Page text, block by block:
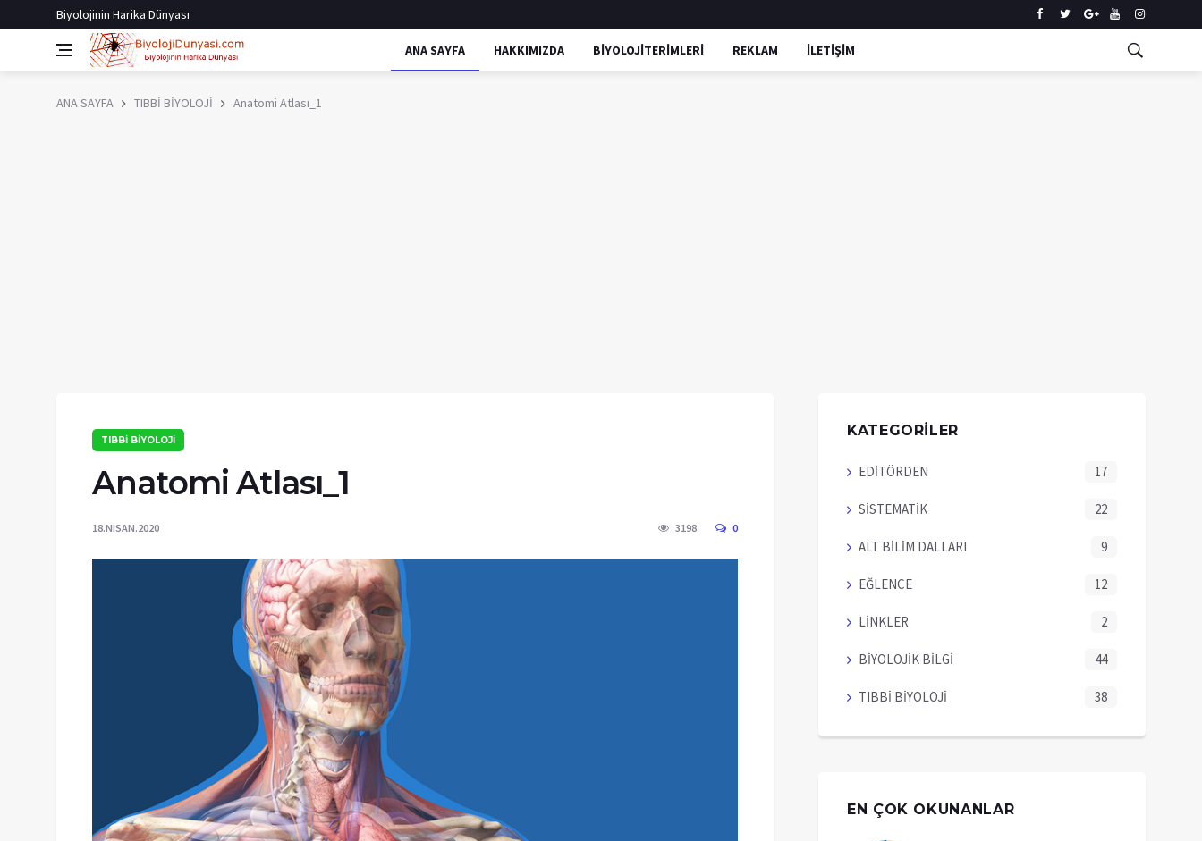
Biyolojinin Harika Dünyası
ANA SAYFA HAKKIMIZDA BİYOLOJİTERİMLERİ REKLAM İLETİŞİM
ANA SAYFA TIBBİ BİYOLOJİ Anatomi Atlası_1
TIBBİ BİYOLOJİ
Anatomi Atlası_1
18.NISAN.2020 3198 0
KATEGORİLER
EDİTÖRDEN 17
SİSTEMATİK 22
ALT BİLİM DALLARI 9
EĞLENCE 12
LİNKLER 2
BİYOLOJİK BİLGİ 44
TIBBİ BİYOLOJİ 38
EN ÇOK OKUNANLAR